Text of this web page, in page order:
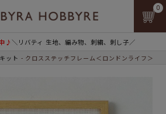
中♪＼リバティ 生地、編み物、刺繍、刺し子／
0
ット クロスステッチフレーム＜ロンドンライフ＞